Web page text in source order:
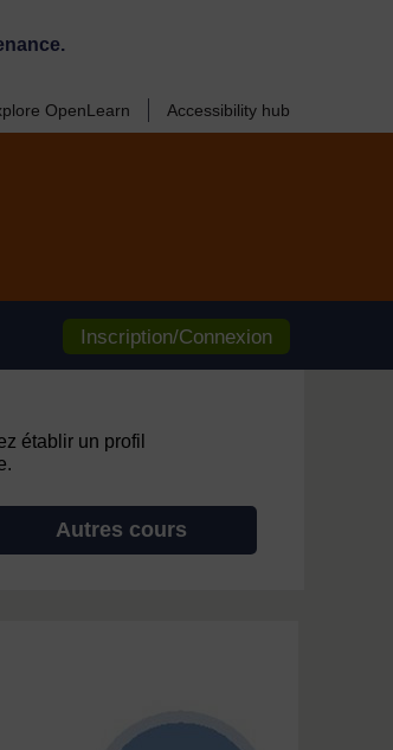
OpenLearn Accessibility hub
Inscription/Connexion
établir un profil
Autres cours